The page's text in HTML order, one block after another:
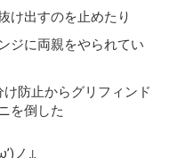
け出すのを止めたり
ジに両親をやられてい
防止からグリフィンド
を倒した
ノ↓